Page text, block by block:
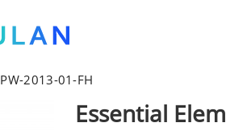
2013-01-FH
Essential